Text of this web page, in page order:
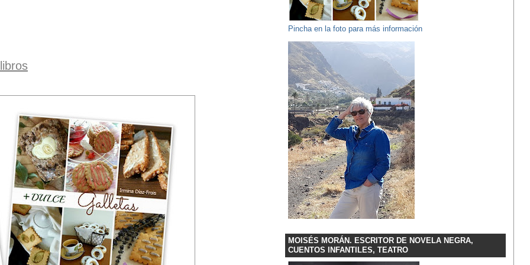
Pincha en la foto para más información
MOISÉS MORÁN. ESCRITOR DE NOVELA NEGRA,
CUENTOS INFANTILES, TEATRO